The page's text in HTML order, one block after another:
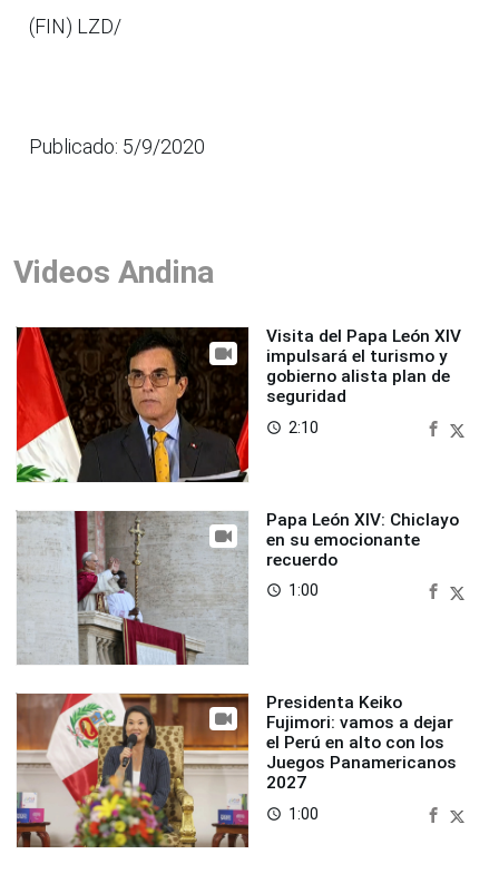
(FIN) LZD/
Publicado: 5/9/2020
Videos Andina
Visita del Papa León XIV
impulsará el turismo y
gobierno alista plan de
seguridad
access_time 2:10
Papa León XIV: Chiclayo
en su emocionante
recuerdo
access_time 1:00
Presidenta Keiko
Fujimori: vamos a dejar
el Perú en alto con los
Juegos Panamericanos
2027
access_time 1:00